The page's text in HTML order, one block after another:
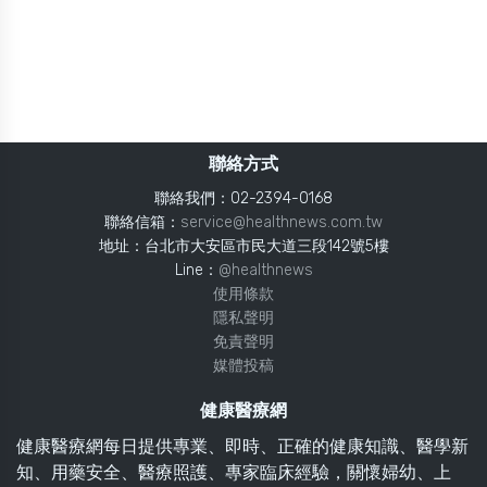
聯絡方式
聯絡我們：02-2394-0168
聯絡信箱： service@healthnews.com.tw
地址：台北市大安區市民大道三段142號5樓
Line： @healthnews
使用條款
隱私聲明
免責聲明
媒體投稿
健康醫療網
健康醫療網每日提供專業、即時、正確的健康知識、醫學新
知、用藥安全、醫療照護、專家臨床經驗，關懷婦幼、上